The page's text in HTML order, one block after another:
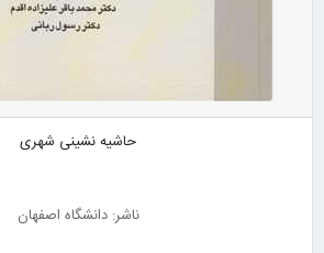
حاشیه نشینی شهری
ناشر: دانشگاه اصفهان